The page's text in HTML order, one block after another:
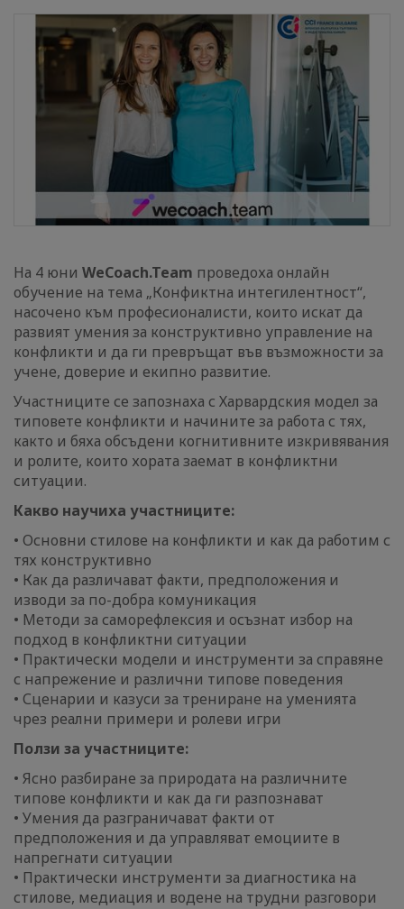
На 4 юни WеCoach.Team прoведoха онлайн
обучение на тема „Конфиктна интегилентност“,
насочено към професионалисти, които искат да
развият умения за конструктивно управление на
конфликти и да ги превръщат във възможности за
учене, доверие и екипно развитие.
Участниците се запознаха с Харвардския модел за
типовете конфликти и начините за работа с тях,
както и бяха обсъдени когнитивните изкривявания
и ролите, които хората заемат в конфликтни
ситуации.
Какво научиха участниците:
• Основни стилове на конфликти и как да работим с
тях конструктивно
• Как да различават факти, предположения и
изводи за по-добра комуникация
• Методи за саморефлексия и осъзнат избор на
подход в конфликтни ситуации
• Практически модели и инструменти за справяне
с напрежение и различни типове поведения
• Сценарии и казуси за трениране на уменията
чрез реални примери и ролеви игри
Ползи за участниците:
• Ясно разбиране за природата на различните
типове конфликти и как да ги разпознават
• Умения да разграничават факти от
предположения и да управляват емоциите в
напрегнати ситуации
• Практически инструменти за диагностика на
стилове, медиация и водене на трудни разговори